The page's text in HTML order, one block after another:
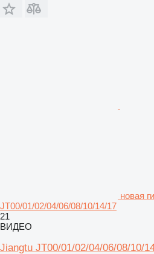
новая
JT00/01/02/04/06/08/10/14/17
21
ВИДЕО
Jiangtu JT00/01/02/04/06/08/10/